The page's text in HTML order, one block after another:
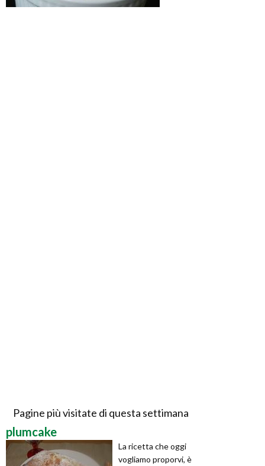
Pagine più visitate di questa settimana
plumcake
La ricetta che oggi
vogliamo proporvi, è